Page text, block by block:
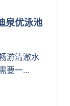
泉优泳池
游清澈水
要一…